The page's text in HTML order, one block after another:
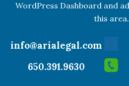
WordPress Dashboard and
this area.
info@arialegal.com
650.391.9630